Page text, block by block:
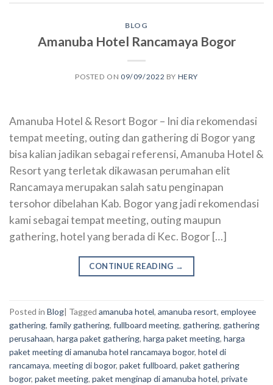
BLOG
Amanuba Hotel Rancamaya Bogor
POSTED ON09/09/2022 BY HERY
Amanuba Hotel & Resort Bogor – Ini dia rekomendasi
tempat meeting, outing dan gathering di Bogor yang
bisa kalian jadikan sebagai referensi, Amanuba Hotel &
Resort yang terletak dikawasan perumahan elit
Rancamaya merupakan salah satu penginapan
tersohor dibelahan Kab. Bogor yang jadi rekomendasi
kami sebagai tempat meeting, outing maupun
gathering, hotel yang berada di Kec. Bogor […]
CONTINUE READING →
Posted in Blog| Tagged amanuba hotel, amanuba resort, employee
gathering, family gathering, fullboard meeting, gathering, gathering
perusahaan, harga paket gathering, harga paket meeting, harga
paket meeting di amanuba hotel rancamaya bogor, hotel di
rancamaya, meeting di bogor, paket fullboard, paket gathering
bogor, paket meeting, paket menginap di amanuba hotel, private